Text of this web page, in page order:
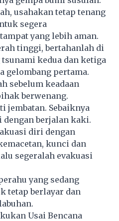
usahakan tetap tenang
segera
yang lebih aman.
tinggi, bertahanlah di
kedua dan ketiga
gelombang pertama.
sebelum keadaan
berwenang.
jembatan. Sebaiknya
dengan berjalan kaki.
diri dengan
kunci dan
segeralah evakuasi
yang sedang
tetap berlayar dan
Usai Bencana